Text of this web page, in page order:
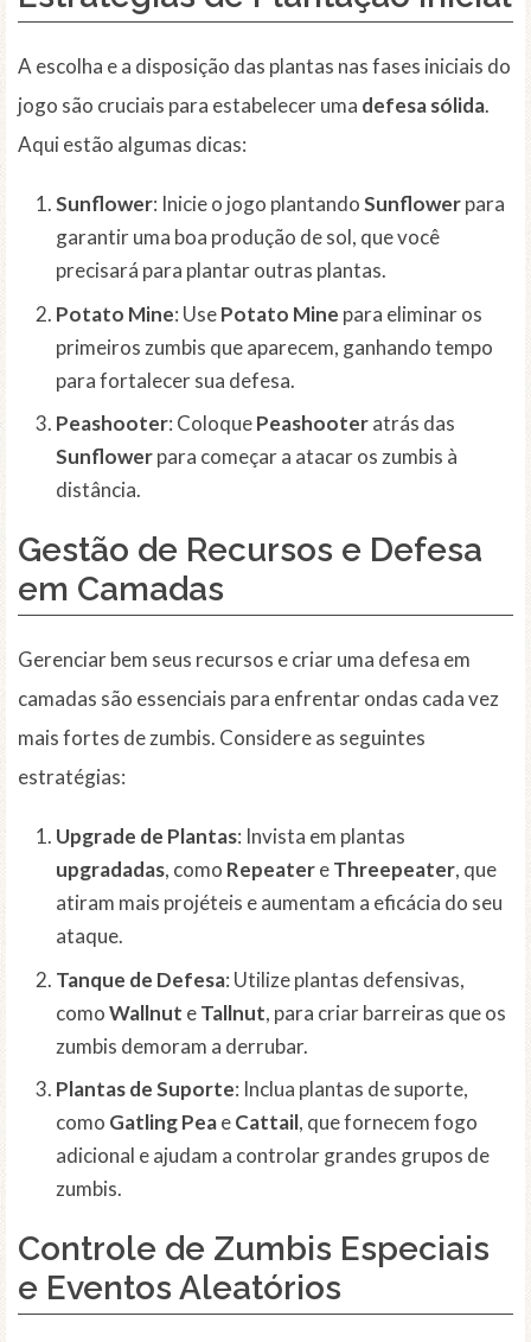
A escolha e a disposição das plantas nas fases iniciais do
jogo são cruciais para estabelecer uma defesa sólida.
Aqui estão algumas dicas:
Sunflower: Inicie o jogo plantandoSunflowerpara
garantir uma boa produção de sol, que você
precisará para plantar outras plantas.
Potato Mine: UsePotato Mine para eliminar os
primeiros zumbis que aparecem, ganhando tempo
para fortalecer sua defesa.
Peashooter: ColoquePeashooteratrás das
Sunflowerpara começar a atacar os zumbis à
distância.
Gestão de Recursos e Defesa
em Camadas
Gerenciar bem seus recursos e criar uma defesa em
camadas são essenciais para enfrentar ondas cada vez
mais fortes de zumbis. Considere as seguintes
estratégias:
Upgrade de Plantas: Invista em plantas
upgradadas, como RepeatereThreepeater, que
atiram mais projéteis e aumentam a eficácia do seu
ataque.
Tanque de Defesa: Utilize plantas defensivas,
comoWallnut eTallnut, para criar barreiras que os
zumbis demoram a derrubar.
Plantas de Suporte: Inclua plantas de suporte,
como Gatling PeaeCattail, que fornecem fogo
adicional e ajudam a controlar grandes grupos de
zumbis.
Controle de Zumbis Especiais
e Eventos Aleatórios